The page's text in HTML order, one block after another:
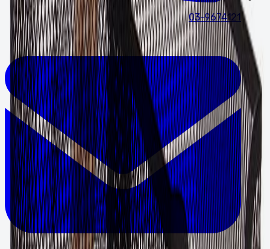
03-9674121